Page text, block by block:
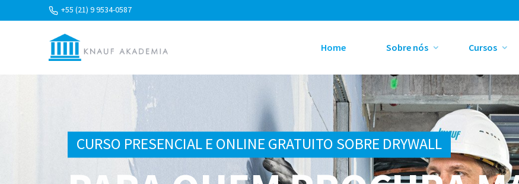
+55 (21) 9 9534-0587
Home Sobre nós Cursos
CURSO PRESENCIAL E ONLINE GRATUITO SOBRE DRYWALL